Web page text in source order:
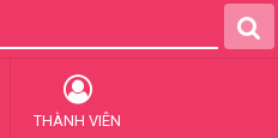
THÀNH VIÊN